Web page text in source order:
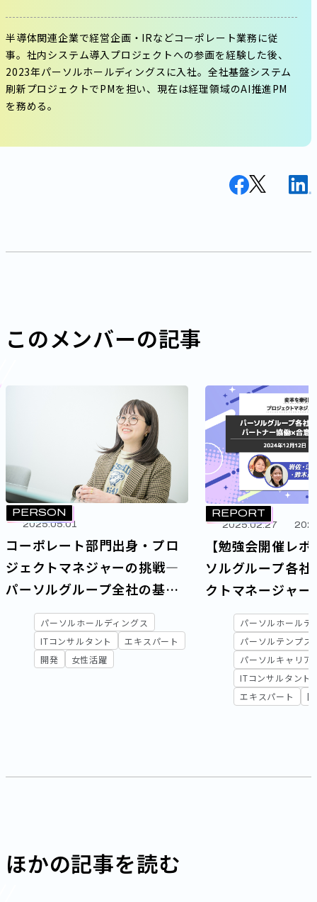
半導体関連企業で経営企画・IRなどコーポレート業務に従
事。社内システム導入プロジェクトへの参画を経験した後、
2023年パーソルホールディングスに入社。全社基盤システム
刷新プロジェクトでPMを担い、現在は経理領域のAI推進PM
を務める。
このメンバーの記事
PERSON
2025.05.01
コーポレート部門出身・プロ
ジェクトマネジャーの挑戦―
パーソルグループ全社の基幹
システムを刷新
パーソルホールディングス
ITコンサルタント
エキスパート
開発
女性活躍
REPORT
2025.02.27
【勉強会開催レ
ソルグループ各社
クトマネージャー
ロジェクトマネ
意」─変革を牽
ナー協働×合意形
パーソルホールデ
パーソルテンプス
パーソルキャリア
ITコンサルタント
エキスパート
ほかの記事を読む